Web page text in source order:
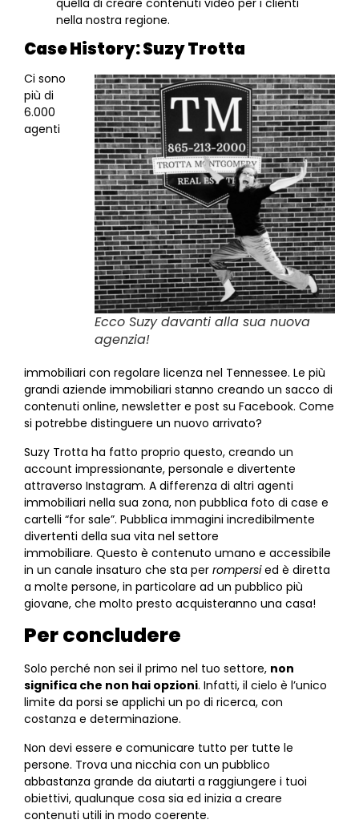
nella nostra regione.
Case History: Suzy Trotta
Ecco Suzy davanti alla sua nuova
agenzia!
Ci sono
più di
6.000
agenti
immobiliari con regolare licenza nel Tennessee. Le più
grandi aziende immobiliari stanno creando un sacco di
contenuti online, newsletter e post su Facebook. Come
si potrebbe distinguere un nuovo arrivato?
Suzy Trotta ha fatto proprio questo, creando un
account impressionante, personale e divertente
attraverso Instagram. A differenza di altri agenti
immobiliari nella sua zona, non pubblica foto di case e
cartelli “for sale”. Pubblica immagini incredibilmente
divertenti della sua vita nel settore
immobiliare. Questo è contenuto umano e accessibile
in un canale insaturo che sta per rompersied è diretta
a molte persone, in particolare ad un pubblico più
giovane, che molto presto acquisteranno una casa!
Per concludere
Solo perché non sei il primo nel tuo settore, non
significa che non hai opzioni. Infatti, il cielo è l’unico
limite da porsi se applichi un po di ricerca, con
costanza e determinazione.
Non devi essere e comunicare tutto per tutte le
persone. Trova una nicchia con un pubblico
abbastanza grande da aiutarti a raggiungere i tuoi
obiettivi, qualunque cosa sia ed inizia a creare
contenuti utili in modo coerente.